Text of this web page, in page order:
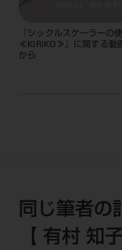
『シックルスケーラーの
≪KIRIKO≫』に関する動
から
同じ筆者の
【 有村 知子